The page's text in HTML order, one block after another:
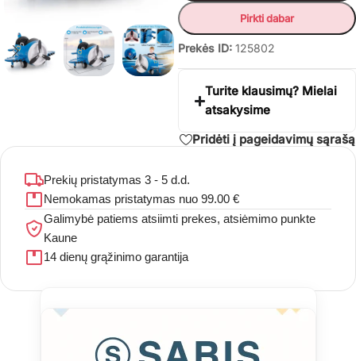
Pirkti dabar
Prekės ID: 125802
Turite klausimų? Mielai
atsakysime
Pridėti į pageidavimų sąrašą
Prekių pristatymas 3 - 5 d.d.
Nemokamas pristatymas nuo 99.00 €
Galimybė patiems atsiimti prekes, atsiėmimo punkte
Kaune
14 dienų grąžinimo garantija